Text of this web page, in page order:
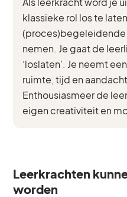
klassieke rol los te
(proces)begeleidende
nemen. Je gaat de
‘loslaten’. Je neemt
ruimte, tijd en
Enthousiasmeer de
eigen creativiteit en
Leerkrachten
worden